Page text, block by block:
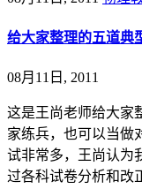
给大家整理的五道典
08月11日, 2011
这是王尚老师给大家
家练兵，也可以当做
试非常多，王尚认为
过各科试卷分析和改